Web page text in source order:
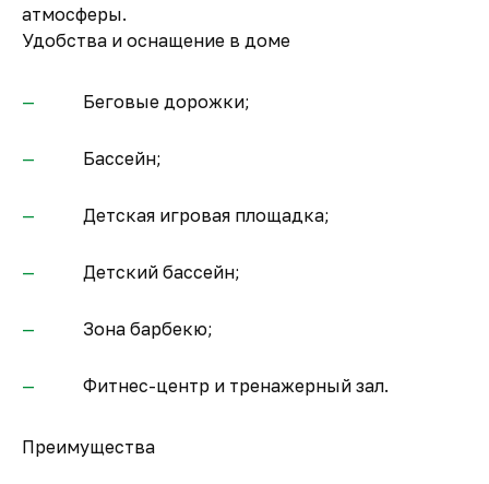
атмосферы.
Удобства и оснащение в доме
Беговые дорожки;
Бассейн;
Детская игровая площадка;
Детский бассейн;
Зона барбекю;
Фитнес-центр и тренажерный зал.
Преимущества